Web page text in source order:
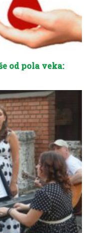
od pola veka: